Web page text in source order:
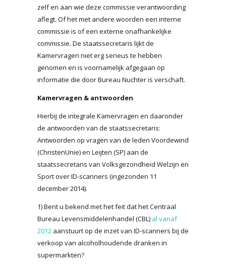
zelf en aan wie deze commissie verantwoording
aflegt. Of het met andere woorden een interne
commissie is of een externe onafhankelijke
commissie. De staatssecretaris lijkt de
Kamervragen niet erg serieus te hebben
genomen en is voornamelijk afgegaan op
informatie die door Bureau Nuchter is verschaft.
Kamervragen & antwoorden
Hierbij de integrale Kamervragen en daaronder
de antwoorden van de staatssecretaris:
Antwoorden op vragen van de leden Voordewind
(ChristenUnie) en Leijten (SP) aan de
staatssecretaris van Volksgezondheid Welzijn en
Sport over ID-scanners (ingezonden 11
december 2014).
1) Bent u bekend met het feit dat het Centraal
Bureau Levensmiddelenhandel (CBL) al vanaf
2012 aanstuurt op de inzet van ID-scanners bij de
verkoop van alcoholhoudende dranken in
supermarkten?